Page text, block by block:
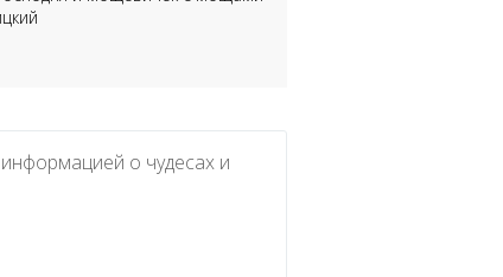
о чудесах и